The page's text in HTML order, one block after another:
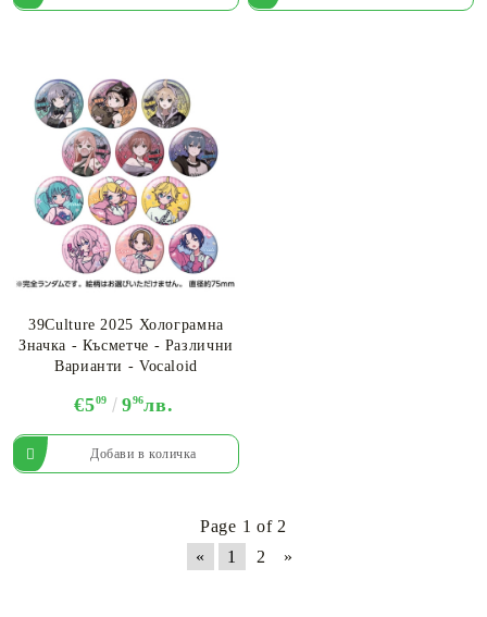
39Culture 2025 Холограмна
Значка - Късметче - Различни
Варианти - Vocaloid
€509 996лв.
Page 1 of 2
«
1 2 »